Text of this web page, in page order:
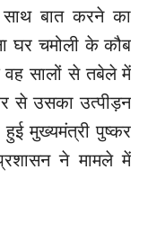
बात करने का
घर चमोली के कौब
वह सालों से तबेले में
से उसका उत्पीड़न
मुख्यमंत्री पुष्कर
ने मामले में